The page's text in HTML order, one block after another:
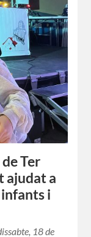
Ter
ajudat a
i
18 de